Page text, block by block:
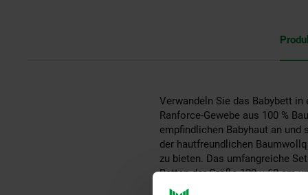
Verwandeln Sie das Babybett
Ranforce-Gewebe aus 100 %
empfindlichen Babyhaut an
der hautfreundlichen
zu bieten. Das umfangreiche
Betten der Größe 120 × 60 cm
Kissenbezug, ein weiches